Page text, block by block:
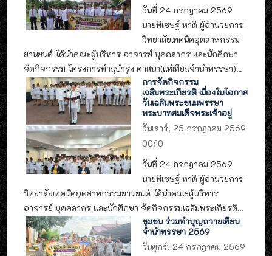
วันที่ 24 กรกฎาคม 2569
นายพิเชษฐ์ หาดี ผู้อำนวยการ
วิทยาลัยเทคนิคอุตสาหกรรม
ยานยนต์ ได้นำคณะผู้บริหาร อาจารย์ บุคคลากร และนักศึกษา
จัดกิจกรรม โครงการทำนุบำรุง ศาสนา(แห่เทียนจำนำพรรษา)...
การจัดกิจกรรม
เฉลิมพระเกียรติ เนื่องในโอกาส
วันเฉลิมพระชนมพรรษา
พระบาทสมเด็จพระเจ้าอยู่
วันเสาร์, 25 กรกฎาคม 2569
00:10
วันที่ 24 กรกฎาคม 2569
นายพิเชษฐ์ หาดี ผู้อำนวยการ
วิทยาลัยเทคนิคอุตสาหกรรมยานยนต์ ได้นำคณะผู้บริหาร
อาจารย์ บุคคลากร และนักศึกษา จัดกิจกรรมเฉลิมพระเกียรติ...
ชุมชน ร่วมทำบุญถวายเทียน
จำนำพรรษา 2569
วันศุกร์, 24 กรกฎาคม 2569